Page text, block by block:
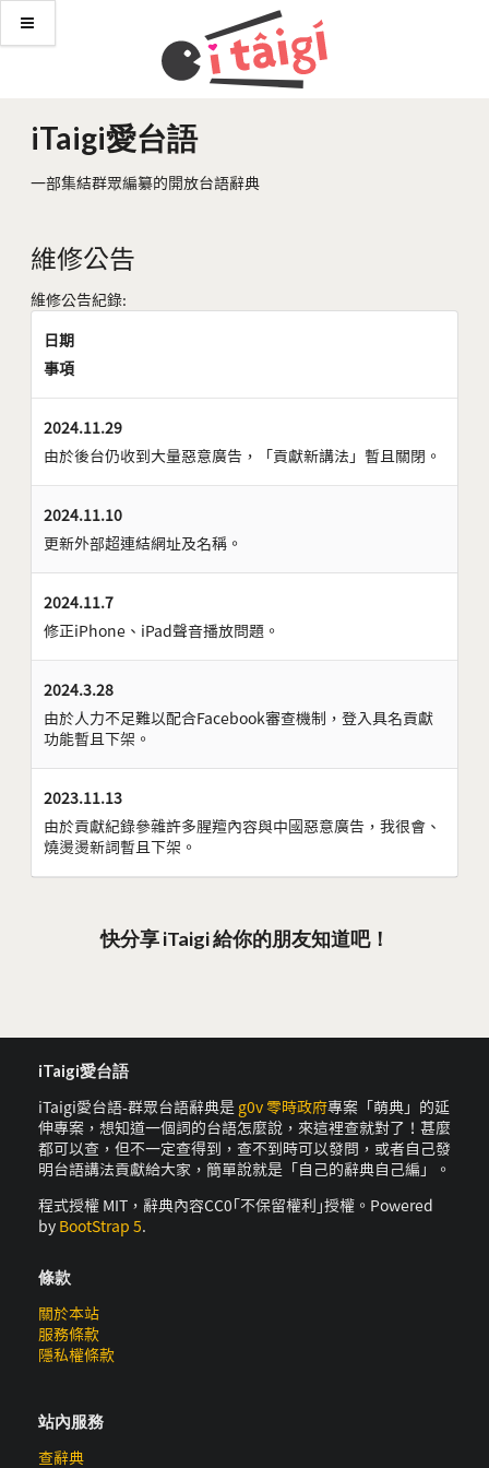
iTaigi愛台語
一部集結群眾編纂的開放台語辭典
維修公告
維修公告紀錄:
日期
事項
2024.11.29
由於後台仍收到大量惡意廣告，「貢獻新講法」暫且關閉。
2024.11.10
更新外部超連結網址及名稱。
2024.11.7
修正iPhone、iPad聲音播放問題。
2024.3.28
由於人力不足難以配合Facebook審查機制，登入具名貢獻
功能暫且下架。
2023.11.13
由於貢獻紀錄參雜許多腥羶內容與中國惡意廣告，我很會、
燒燙燙新詞暫且下架。
快分享 iTaigi 給你的朋友知道吧！
iTaigi愛台語
iTaigi愛台語-群眾台語辭典是 g0v 零時政府專案「萌典」的延
伸專案，想知道一個詞的台語怎麼說，來這裡查就對了！甚麼
都可以查，但不一定查得到，查不到時可以發問，或者自己發
明台語講法貢獻給大家，簡單說就是「自己的辭典自己編」。
程式授權 MIT，辭典內容CC0｢不保留權利｣授權。Powered
by BootStrap 5.
條款
關於本站
服務條款
隱私權條款
站內服務
查辭典